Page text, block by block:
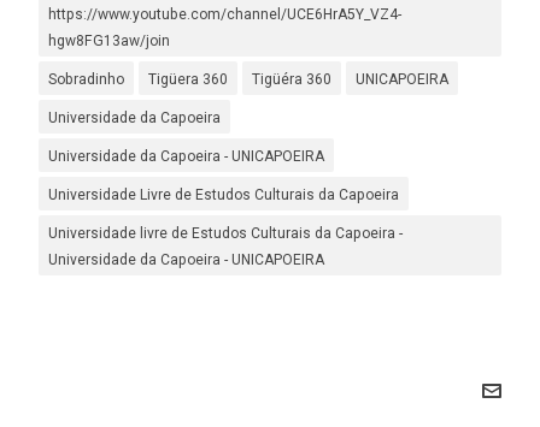
https://www.youtube.com/channel/UCE6HrA5Y_VZ4-
hgw8FG13aw/join
Sobradinho Tigüera 360 Tigüéra 360 UNICAPOEIRA
Universidade da Capoeira
Universidade da Capoeira - UNICAPOEIRA
Universidade Livre de Estudos Culturais da Capoeira
Universidade livre de Estudos Culturais da Capoeira -
Universidade da Capoeira - UNICAPOEIRA